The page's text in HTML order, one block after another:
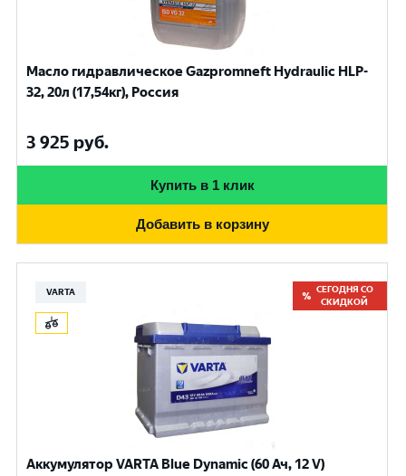
Масло гидравлическое Gazpromneft Hydraulic HLP-
32, 20л (17,54кг), Россия
3 925 руб.
Купить в 1 клик
Добавить в корзину
VARTA
СЕГОДНЯ СО
СКИДКОЙ
Аккумулятор VARTA Blue Dynamic (60 Ач, 12 V)